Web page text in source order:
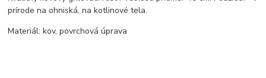
prírode na ohniská, na kotlinové tela.
Materiál: kov, povrchová úprava